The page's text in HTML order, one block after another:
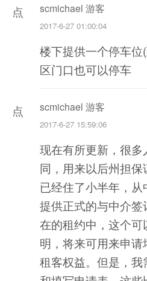
载
点
载
scmichael 游客
2017-6-27 01:00:04
楼下提供一个停车
区门口也可以停车
点
scmichael 游客
2017-6-27 15:59:06
现在有所更新，很
同，用来以后州担
已经住了小半年，
提供正式的与中介
在的租约中，这个
明，将来可用来申
租客权益。但是，我